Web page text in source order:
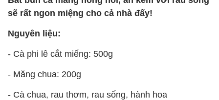
sẽ rất ngon miệng cho cả nhà đấy!
Nguyên liệu:
- Cà phi lê cắt miếng: 500g
- Măng chua: 200g
- Cà chua, rau thơm, rau sống, hành hoa